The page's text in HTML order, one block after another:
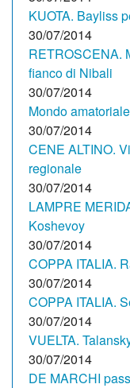
KUOTA. Bayliss
30/07/2014
RETROSCENA.
fianco di Nibali
30/07/2014
Mondo
30/07/2014
CENE ALTINO.
regionale
30/07/2014
LAMPRE
Koshevoy
30/07/2014
COPPA ITALIA.
30/07/2014
COPPA ITALIA.
30/07/2014
VUELTA.
30/07/2014
DE MARCHI